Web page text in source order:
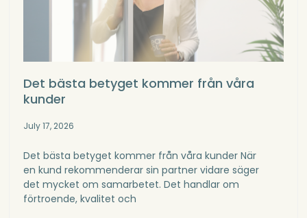
Det bästa betyget kommer från våra
kunder
July 17, 2026
Det bästa betyget kommer från våra kunder När
en kund rekommenderar sin partner vidare säger
det mycket om samarbetet. Det handlar om
förtroende, kvalitet och